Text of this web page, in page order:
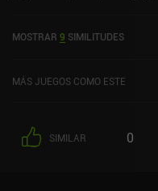
en Google Play y de 4,7
MOSTRAR 9 SIMILITUDES
MÁS JUEGOS COMO ESTE
SIMILAR 0